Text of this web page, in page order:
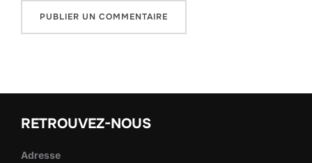
RETROUVEZ-NOUS
Adresse